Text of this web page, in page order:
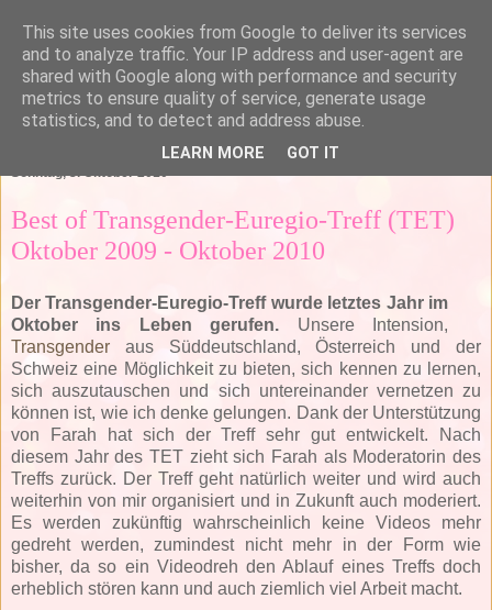
Sonntag, 3. Oktober 2010
Best of Transgender-Euregio-Treff (TET)
Oktober 2009 - Oktober 2010
Der Transgender-Euregio-Treff wurde letztes Jahr im
Oktober ins Leben gerufen. Unsere Intension,
Transgender aus Süddeutschland, Österreich und der
Schweiz eine Möglichkeit zu bieten, sich kennen zu lernen,
sich auszutauschen und sich untereinander vernetzen zu
können ist, wie ich denke gelungen. Dank der Unterstützung
von Farah hat sich der Treff sehr gut entwickelt. Nach
diesem Jahr des TET zieht sich Farah als Moderatorin des
Treffs zurück. Der Treff geht natürlich weiter und wird auch
weiterhin von mir organisiert und in Zukunft auch moderiert.
Es werden zukünftig wahrscheinlich keine Videos mehr
gedreht werden, zumindest nicht mehr in der Form wie
bisher, da so ein Videodreh den Ablauf eines Treffs doch
erheblich stören kann und auch ziemlich viel Arbeit macht.
This site uses cookies from Google to deliver its services
and to analyze traffic. Your IP address and user-agent are
shared with Google along with performance and security
metrics to ensure quality of service, generate usage
statistics, and to detect and address abuse.
LEARN MORE GOT IT